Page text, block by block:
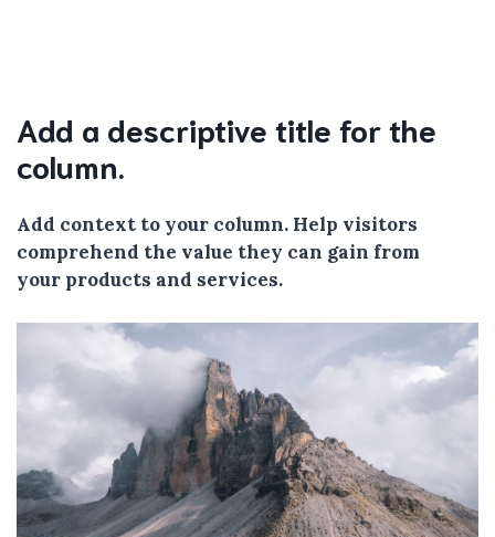
Add a descriptive title for the
column.
Add context to your column. Help visitors
comprehend the value they can gain from
your products and services.